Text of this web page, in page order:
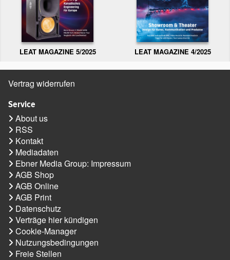
LEAT MAGAZINE 5/2025 LEAT MAGAZINE 4/2025
Vertrag widerrufen
Service
About us
RSS
Kontakt
Mediadaten
Ebner Media Group: Impressum
AGB Shop
AGB Online
AGB Print
Datenschutz
Verträge hier kündigen
Cookie-Manager
Nutzungsbedingungen
Freie Stellen